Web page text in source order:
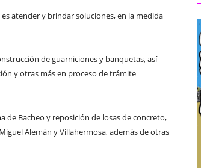
atender y brindar soluciones, en la medida
de guarniciones y banquetas, así
y otras más en proceso de trámite
de Bacheo y reposición de losas de concreto,
Alemán y Villahermosa, además de otras